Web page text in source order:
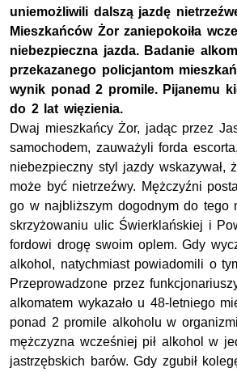
uniemożliwili dalszą jazdę
Mieszkańców Żor zaniepokoiła
niebezpieczna jazda. Badanie
przekazanego policjantom
wynik ponad 2 promile. Pijanemu
do 2 lat więzienia.
Dwaj mieszkańcy Żor, jadąc przez
samochodem, zauważyli forda
niebezpieczny styl jazdy wskazywał,
może być nietrzeźwy. Mężczyźni
go w najbliższym dogodnym do tego
skrzyżowaniu ulic Świerklańskiej i
fordowi drogę swoim oplem. Gdy
alkohol, natychmiast powiadomili o
Przeprowadzone przez
alkomatem wykazało u 48-letniego
ponad 2 promile alkoholu w
mężczyzna wcześniej pił alkohol w
jastrzębskich barów. Gdy zgubił